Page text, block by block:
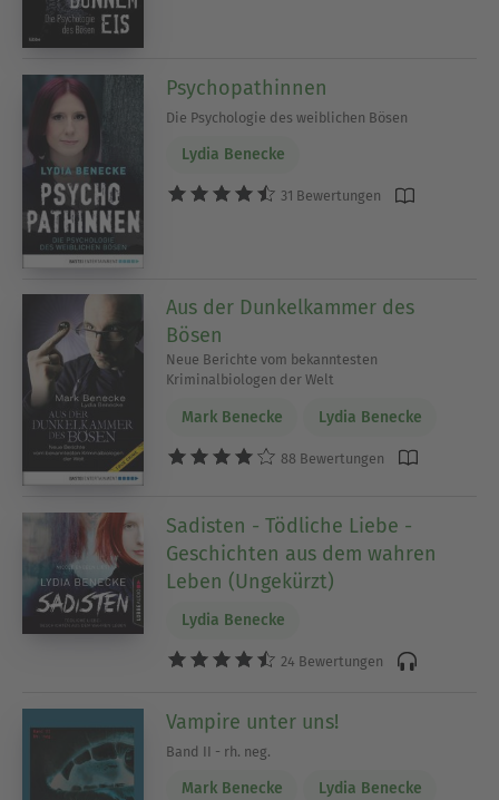
Psychopathinnen
Die Psychologie des weiblichen Bösen
Lydia Benecke
31 Bewertungen
Aus der Dunkelkammer des
Bösen
Neue Berichte vom bekanntesten
Kriminalbiologen der Welt
Mark Benecke Lydia Benecke
88 Bewertungen
Sadisten - Tödliche Liebe -
Geschichten aus dem wahren
Leben (Ungekürzt)
Lydia Benecke
24 Bewertungen
Vampire unter uns!
Band II - rh. neg.
Mark Benecke Lydia Benecke